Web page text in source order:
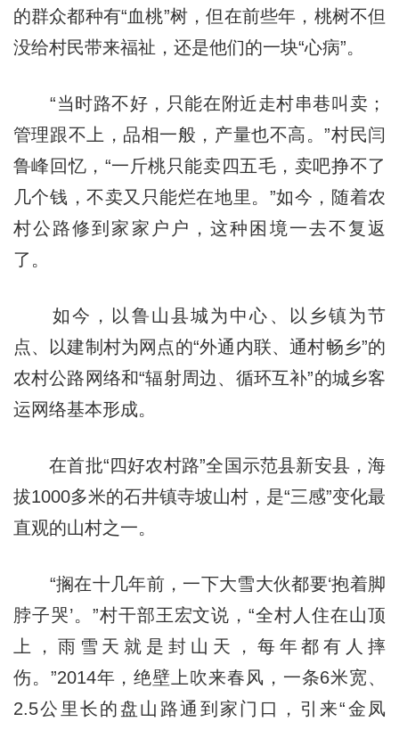
的群众都种有“血桃”树，但在前些年，桃树不但
没给村民带来福祉，还是他们的一块“心病”。
“当时路不好，只能在附近走村串巷叫卖；
管理跟不上，品相一般，产量也不高。”村民闫
鲁峰回忆，“一斤桃只能卖四五毛，卖吧挣不了
几个钱，不卖又只能烂在地里。”如今，随着农
村公路修到家家户户，这种困境一去不复返
了。
如今，以鲁山县城为中心、以乡镇为节
点、以建制村为网点的“外通内联、通村畅乡”的
农村公路网络和“辐射周边、循环互补”的城乡客
运网络基本形成。
在首批“四好农村路”全国示范县新安县，海
拔1000多米的石井镇寺坡山村，是“三感”变化最
直观的山村之一。
“搁在十几年前，一下大雪大伙都要‘抱着脚
脖子哭’。”村干部王宏文说，“全村人住在山顶
上，雨雪天就是封山天，每年都有人摔
伤。”2014年，绝壁上吹来春风，一条6米宽、
2.5公里长的盘山路通到家门口，引来“金凤